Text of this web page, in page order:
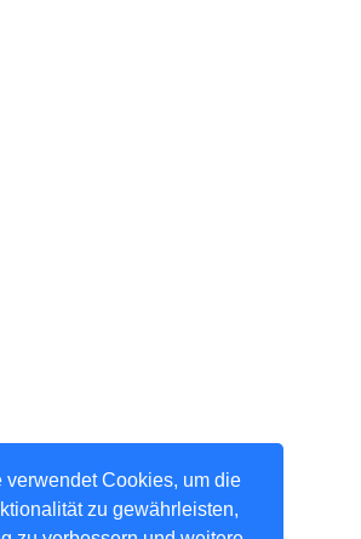
verwendet Cookies, um die
zu gewährleisten,